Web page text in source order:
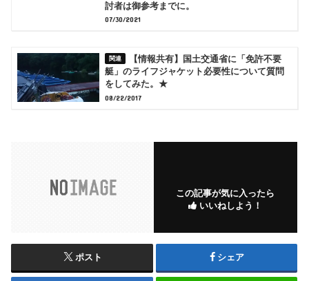
討者は御参考までに。
07/30/2021
【情報共有】国土交通省に「免許不要
艇」のライフジャケット必要性について質問
をしてみた。★
08/22/2017
この記事が気に入ったら
いいねしよう！
ポスト シェア